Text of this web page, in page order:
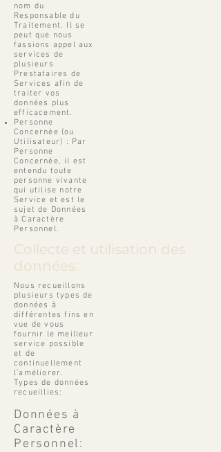
nom du
Responsable du
Traitement. Il se
peut que nous
fassions appel aux
services de
plusieurs
Prestataires de
Services afin de
traiter vos
données plus
efficacement.
Personne
Concernée (ou
Utilisateur) : Par
Personne
Concernée, il est
entendu toute
personne vivante
qui utilise notre
Service et est le
sujet de Données
à Caractère
Personnel.
Collecte et utilisation des
données:
Nous recueillons
plusieurs types de
données à
différentes fins en
vue de vous
fournir le meilleur
service possible
et de
continuellement
l’améliorer.
Types de données
recueillies:
Données à
Caractère
Personnel: